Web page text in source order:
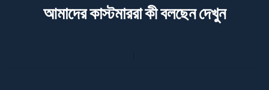
আমাদের কাস্টমাররা কী বলছেন দেখুন